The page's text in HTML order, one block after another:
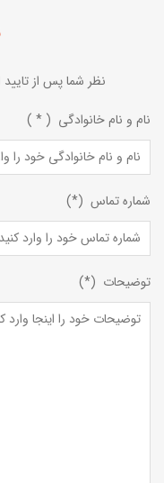
نظر شما پس از
نام و نام خانوادگی ( * )
شماره تماس (*)
توضیحات (*)